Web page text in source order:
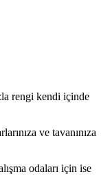
rengi kendi içinde
ve tavanınıza
odaları için ise